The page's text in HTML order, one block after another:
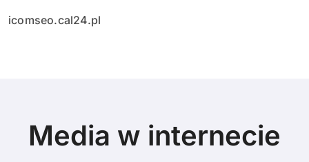
icomseo.cal24.pl
Media w internecie